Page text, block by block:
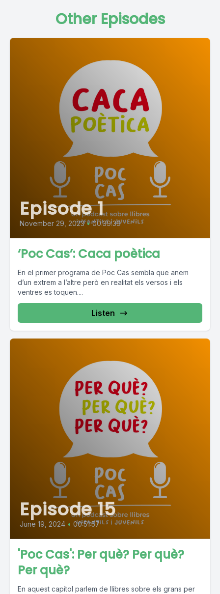
Other Episodes
Episode 1
November 29, 2023 • 00:39:39
‘Poc Cas’: Caca poètica
En el primer programa de Poc Cas sembla que anem
d’un extrem a l’altre però en realitat els versos i els
ventres es toquen....
Listen
Episode 15
June 19, 2024 • 00:51:57
'Poc Cas': Per què? Per què?
Per què?
En aquest capítol parlem de llibres sobre els grans per